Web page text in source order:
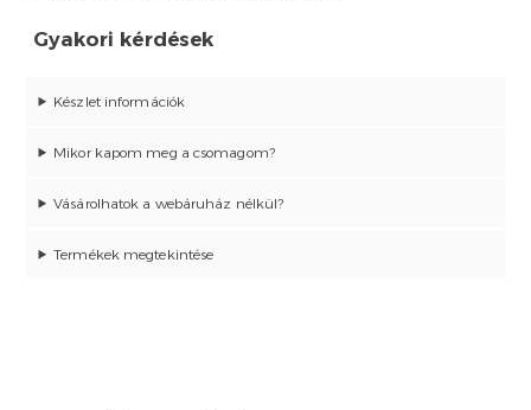
Gyakori kérdések
Készlet információk
Mikor kapom meg a csomagom?
Vásárolhatok a webáruház nélkül?
Termékek megtekintése